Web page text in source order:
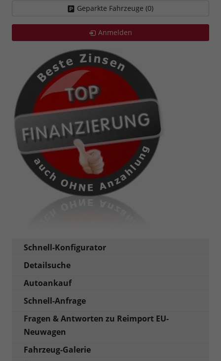
Geparkte Fahrzeuge (0)
Anmelden
Schnell-Konfigurator
Detailsuche
Autoankauf
Schnell-Anfrage
Fragen & Antworten zu Reimport EU-
Neuwagen
Fahrzeug-Galerie